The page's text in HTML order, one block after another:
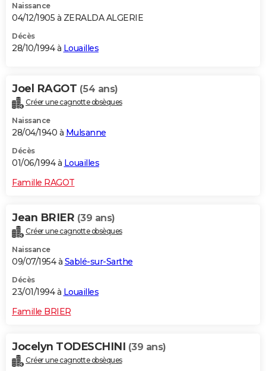
Naissance
04/12/1905 à ZERALDA ALGERIE
Décès
28/10/1994 à Louailles
Joel RAGOT (54 ans)
Créer une cagnotte obsèques
Naissance
28/04/1940 à Mulsanne
Décès
01/06/1994 à Louailles
Famille RAGOT
Jean BRIER (39 ans)
Créer une cagnotte obsèques
Naissance
09/07/1954 à Sablé-sur-Sarthe
Décès
23/01/1994 à Louailles
Famille BRIER
Jocelyn TODESCHINI (39 ans)
Créer une cagnotte obsèques